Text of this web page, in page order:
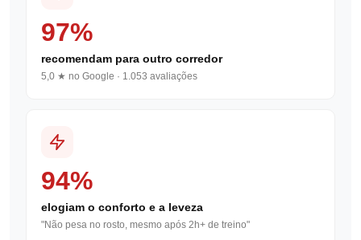
97%
recomendam para outro corredor
5,0 ★ no Google · 1.053 avaliações
94%
elogiam o conforto e a leveza
"Não pesa no rosto, mesmo após 2h+ de treino"